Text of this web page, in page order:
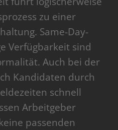
zu einer
Same-Day-
Verfügbarkeit sind
Auch bei der
Kandidaten durch
schnell
Arbeitgeber
passenden